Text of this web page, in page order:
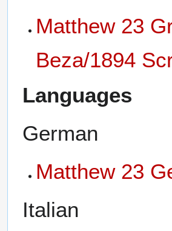
Matthew 23
Beza/1894
Languages
German
Matthew 23
Italian